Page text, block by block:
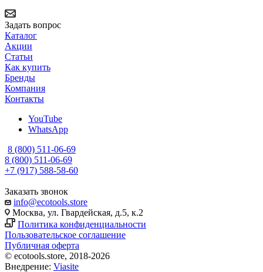
Задать вопрос
Каталог
Акции
Статьи
Как купить
Бренды
Компания
Контакты
YouTube
WhatsApp
8 (800) 511-06-69
8 (800) 511-06-69
+7 (917) 588-58-60
Заказать звонок
info@ecotools.store
Москва, ул. Гвардейская, д.5, к.2
Политика конфиденциальности
Пользовательское соглашение
Публичная оферта
© ecotools.store, 2018-2026
Внедрение: Viasite